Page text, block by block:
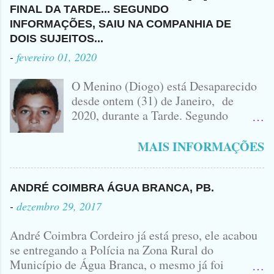
SOBRE QUEM SEJA O DONO DO
VEÍCULO ENVOLVIDO NO
ACIDENTE EM QUE ZÉ DO RÁDIO
PERDEU A VIDA.... FOTO
IDOMINIS FIDELIS FOTO
IDOMINIS FIDELIS VEÍCULO
ENVOLVIDO NO ACIDENTE UMA
MONTANA NA FOTO VOCÊS
PODEM OBSERVAR QUE TODAS...
ACUSADO E VÍTIMA QUE ESTÁ
SEM CAMISA
FUGIDO PARA SANTA CRUZ DO
CAPIBARIBE, NO PERNAMBUCO...
FINAL DA TARDE... SEGUNDO
INFORMAÇÕES, SAIU NA COMPANHIA DE
DOIS SUJEITOS...
- fevereiro 01, 2020
O Menino (Diogo) está Desaparecido
desde ontem (31) de Janeiro, de
2020, durante a Tarde. Segundo
Bairro Jardim Karlota, aqui em
Companhia de dois Elementos. [83]9
98356406 - Se você souber de alguma
Informação, favor avisar através deste
Luciana, ela tá Desesperada.
MAIS INFORMAÇÕES
ANDRÉ COIMBRA ÁGUA BRANCA, PB.
- dezembro 29, 2017
André Coimbra Cordeiro já está preso, ele acabou
se entregando a Polícia na Zona Rural do
Município de Água Branca, o mesmo já foi